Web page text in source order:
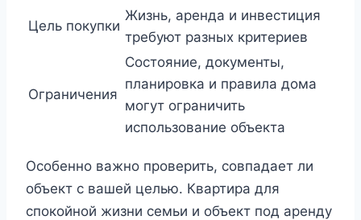
Цель покупки
Жизнь, аренда и инвестиция
требуют разных критериев
Ограничения
Состояние, документы,
планировка и правила дома
могут ограничить
использование объекта
Особенно важно проверить, совпадает ли
объект с вашей целью. Квартира для
спокойной жизни семьи и объект под аренду